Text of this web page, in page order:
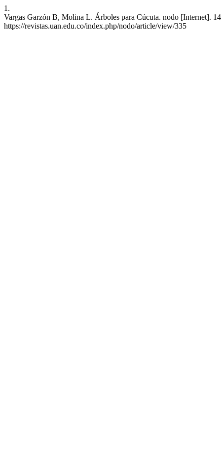
1.
Vargas Garzón B, Molina L. Árboles para Cúcuta. nodo [Internet].
https://revistas.uan.edu.co/index.php/nodo/article/view/335